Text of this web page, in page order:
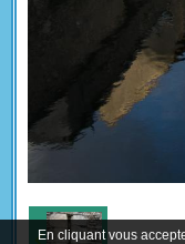
En cliquant vous